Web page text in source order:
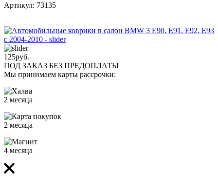
Артикул: 73135
125руб.
ПОД ЗАКАЗ БЕЗ ПРЕДОПЛАТЫ
Мы принимаем карты рассрочки:
2 месяца
2 месяца
4 месяца